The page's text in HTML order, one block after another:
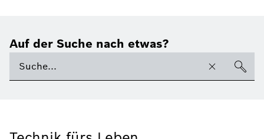
Auf der Suche nach etwas?